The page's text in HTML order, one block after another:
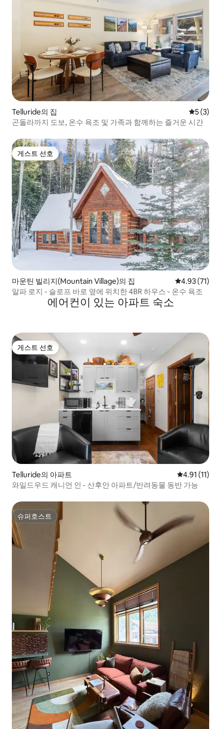
Telluride의 집 평점 5점
5 (3)
곤돌라까지 도보, 온수 욕조 및 가족과 함께하는 즐거운 시간
게스트 선호
게스트 선호
마운틴 빌리지(Mountain Village)의 집 평점 4.93점
4.93 (71)
알파 로지 - 슬로프 바로 옆에 위치한 4BR 하우스 - 온수 욕조
에어컨이 있는 아파트 숙소
게스트 선호
게스트 선호
Telluride의 아파트 평점 4.91점
4.91 (11)
와일드우드 캐니언 인 - 산후안 아파트/반려동물 동반 가능
슈퍼호스트
슈퍼호스트